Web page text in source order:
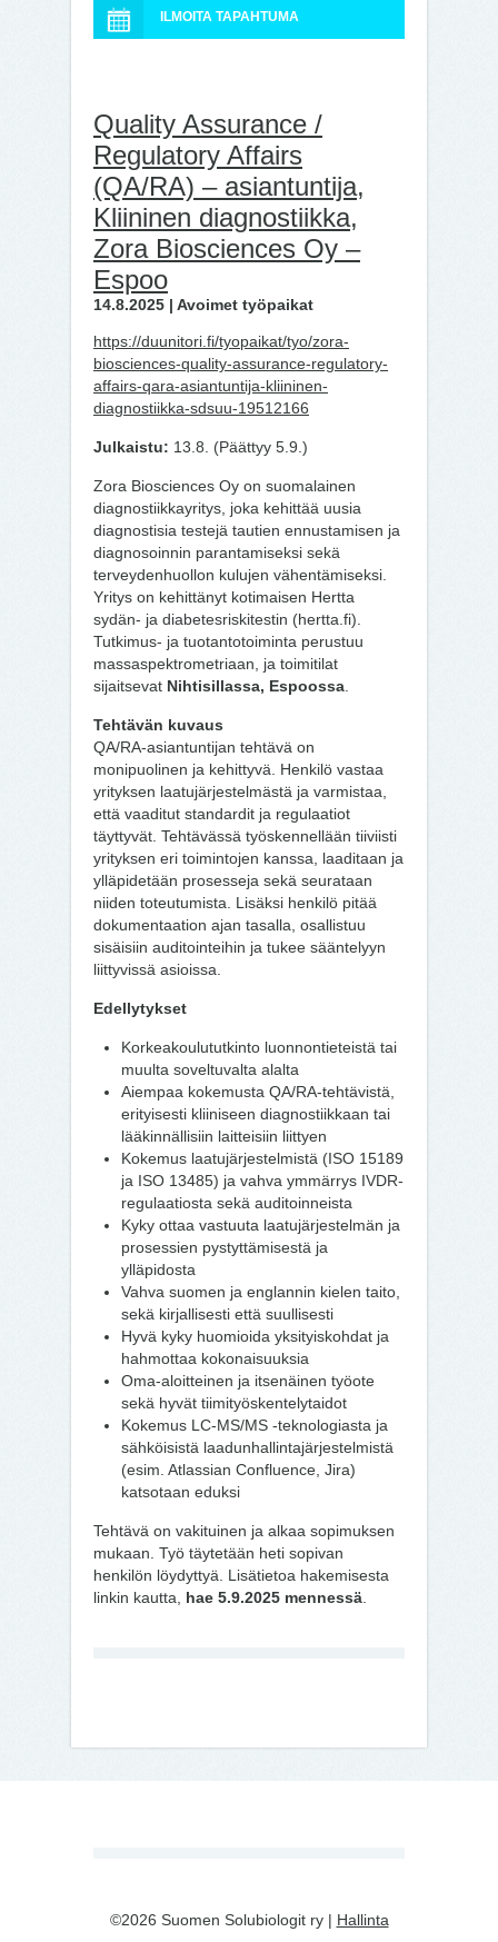
ILMOITA TAPAHTUMA
Quality Assurance /
Regulatory Affairs
(QA/RA) – asiantuntija,
Kliininen diagnostiikka,
Zora Biosciences Oy –
Espoo
14.8.2025 | Avoimet työpaikat
https://duunitori.fi/tyopaikat/tyo/zora-
biosciences-quality-assurance-regulatory-
affairs-qara-asiantuntija-kliininen-
diagnostiikka-sdsuu-19512166
Julkaistu: 13.8. (Päättyy 5.9.)
Zora Biosciences Oy on suomalainen
diagnostiikkayritys, joka kehittää uusia
diagnostisia testejä tautien ennustamisen ja
diagnosoinnin parantamiseksi sekä
terveydenhuollon kulujen vähentämiseksi.
Yritys on kehittänyt kotimaisen Hertta
sydän- ja diabetesriskitestin (hertta.fi).
Tutkimus- ja tuotantotoiminta perustuu
massaspektrometriaan, ja toimitilat
sijaitsevat Nihtisillassa, Espoossa
Tehtävän kuvaus
QA/RA-asiantuntijan tehtävä on
monipuolinen ja kehittyvä. Henkilö vastaa
yrityksen laatujärjestelmästä ja varmistaa,
että vaaditut standardit ja regulaatiot
täyttyvät. Tehtävässä työskennellään tiiviisti
yrityksen eri toimintojen kanssa, laaditaan ja
ylläpidetään prosesseja sekä seurataan
niiden toteutumista. Lisäksi henkilö pitää
dokumentaation ajan tasalla, osallistuu
sisäisiin auditointeihin ja tukee sääntelyyn
liittyvissä asioissa.
Edellytykset
Korkeakoulututkinto luonnontieteistä tai
muulta soveltuvalta alalta
Aiempaa kokemusta QA/RA-tehtävistä,
erityisesti kliiniseen diagnostiikkaan tai
lääkinnällisiin laitteisiin liittyen
Kokemus laatujärjestelmistä (ISO 15189
ja ISO 13485) ja vahva ymmärrys IVDR-
regulaatiosta sekä auditoinneista
Kyky ottaa vastuuta laatujärjestelmän ja
prosessien pystyttämisestä ja
ylläpidosta
Vahva suomen ja englannin kielen taito,
sekä kirjallisesti että suullisesti
Hyvä kyky huomioida yksityiskohdat ja
hahmottaa kokonaisuuksia
Oma-aloitteinen ja itsenäinen työote
sekä hyvät tiimityöskentelytaidot
Kokemus LC-MS/MS -teknologiasta ja
sähköisistä laadunhallintajärjestelmistä
(esim. Atlassian Confluence, Jira)
katsotaan eduksi
Tehtävä on vakituinen ja alkaa sopimuksen
mukaan. Työ täytetään heti sopivan
henkilön löydyttyä. Lisätietoa hakemisesta
linkin kautta, hae 5.9.2025 mennessä
©2026 Suomen Solubiologit ry | Hallinta